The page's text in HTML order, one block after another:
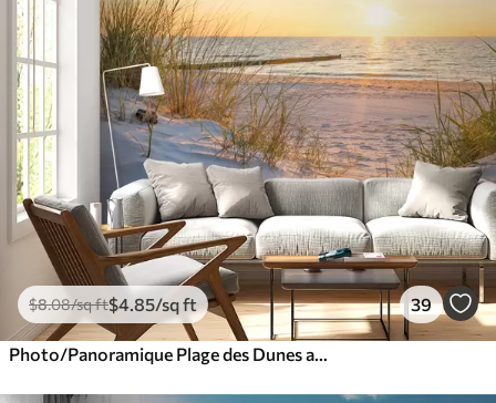
$8.08/sq ft$4 .85/sq ft 39